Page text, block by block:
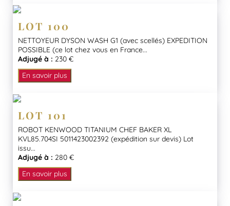
LOT 100
NETTOYEUR DYSON WASH G1 (avec scellés) EXPEDITION
POSSIBLE (ce lot chez vous en France...
Adjugé à : 230 €
En savoir plus
LOT 101
ROBOT KENWOOD TITANIUM CHEF BAKER XL
KVL85.704SI 5011423002392 (expédition sur devis) Lot
issu...
Adjugé à : 280 €
En savoir plus